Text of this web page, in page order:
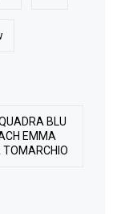
BLU
EMMA
TOMARCHIO